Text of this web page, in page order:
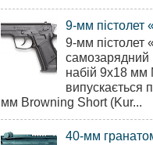
9-мм пістолет
9-мм пістолет
самозарядний
набій 9х18 мм
випускається
мм Browning Short (Kur...
40-мм